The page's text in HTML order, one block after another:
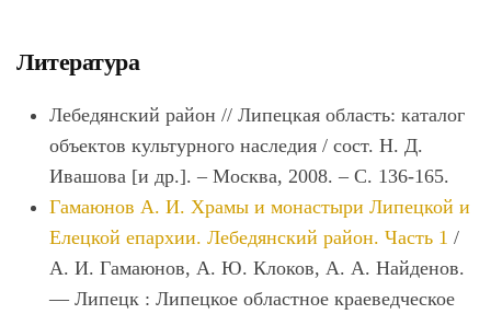
Литература
Лебедянский район // Липецкая область: каталог
объектов культурного наследия / сост. Н. Д.
Ивашова [и др.]. – Москва, 2008. – С. 136-165.
Гамаюнов А. И. Храмы и монастыри Липецкой и
Елецкой епархии. Лебедянский район. Часть 1 /
А. И. Гамаюнов, А. Ю. Клоков, А. А. Найденов.
— Липецк : Липецкое областное краеведческое